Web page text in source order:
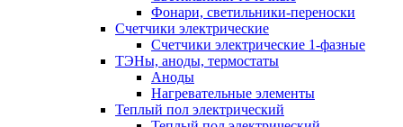
Фонари, светильники-переноски
Счетчики электрические
Счетчики электрические 1-фазные
ТЭНы, аноды, термостаты
Аноды
Нагревательные элементы
Теплый пол электрический